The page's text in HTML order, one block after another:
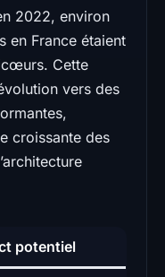
2022, environ
en France étaient
Cette
vers des
croissante des
potentiel